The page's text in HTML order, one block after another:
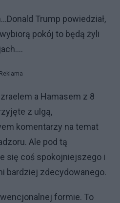
Trump powiedział,
pokój to będą żyli
Reklama
a Hamasem z 8
z ulgą,
komentarzy na temat
Ale pod tą
się coś spokojniejszego i
bardziej zdecydowanego.
formie. To